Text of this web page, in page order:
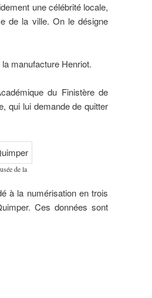
une célébrité locale,
de la ville. On le désigne
manufacture Henriot.
du Finistère de
qui lui demande de quitter
de la
à la numérisation en trois
Ces données sont